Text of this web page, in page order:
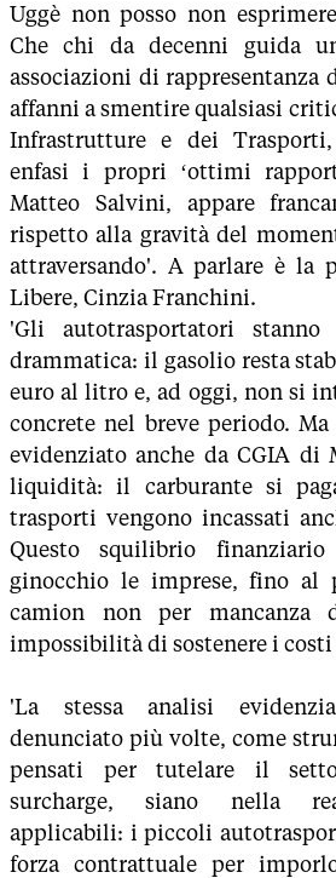
Uggè non posso non
Che chi da decenni guida
associazioni di rappresentanza
affanni a smentire qualsiasi
Infrastrutture e dei
enfasi i propri ‘ottimi
Matteo Salvini, appare
rispetto alla gravità del
attraversando'. A parlare è la
Libere, Cinzia Franchini.
'Gli autotrasportatori
drammatica: il gasolio resta
euro al litro e, ad oggi, non si
concrete nel breve periodo.
evidenziato anche da CGIA di
liquidità: il carburante si
trasporti vengono incassati
Questo squilibrio
ginocchio le imprese, fino al
camion non per mancanza
impossibilità di sostenere i
'La stessa analisi
denunciato più volte, come
pensati per tutelare il
surcharge, siano nella
applicabili: i piccoli
forza contrattuale per